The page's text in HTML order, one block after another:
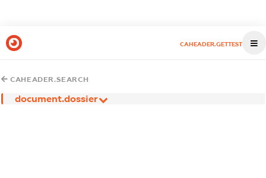
CAHEADER.GETTEST
CAHEADER.SEARCH
document.dossier